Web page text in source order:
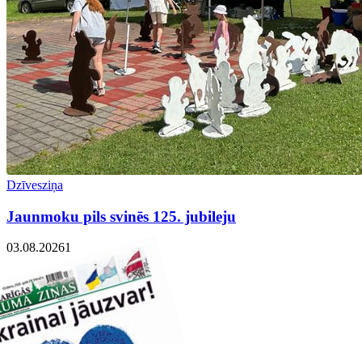
Dzīvesziņa
Jaunmoku pils svinēs 125. jubileju
03.08.20261